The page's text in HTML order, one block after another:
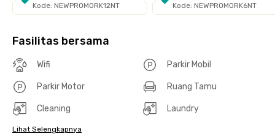
Kode: NEWPROMORK12NT
Kode: NEWPROMORK6NT
Fasilitas bersama
Wifi Parkir Mobil
Parkir Motor Ruang Tamu
Cleaning Laundry
Lihat Selengkapnya